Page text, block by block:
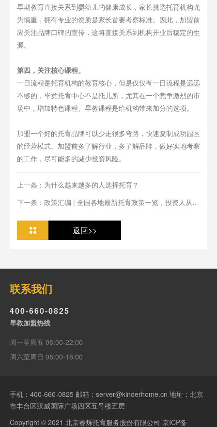
早期教育直接关系到婴幼儿的健康成长，家长挑选托育机构尤
为慎重，拥有专业的资质是家长首要考察标准。因此，加盟前
应关注品牌口碑的宣传，这将直接关系到机构开业后稳定的生
源。
第四，关注核心课程。
一日流程是托育机构的教育核心，但是仅仅有一日流程是远远
不够的，毕竟托育中心不是托儿所，尤其在一个竞争激烈的市
场中，增加特色课程、早教课程是给机构带来加分的选项。
加盟一个好的托育品牌可以少走很多弯路，快速复制成功园区
的经营模式。加盟前多了解行业，多了解品牌，做好实地考察
的工作，尽可能多的减少投资风险。
上一条：为什么越来越多的人选择托育？
下一条：政策汇编 | 全国各地最新托育政策一览，投资人从业
返回>>
联系我们
400-660-0825
早教加盟热线
周一至周五 08:00-22:00
周六至周日 08:00-18:00
手机： 400-660-0825 邮箱：server@kinderhome.cn 地址：北京
市丰台区汉威国际广场四区五号楼五层
Copyright © 2021 北京睿烁托育服务股份有限公司 京ICP备